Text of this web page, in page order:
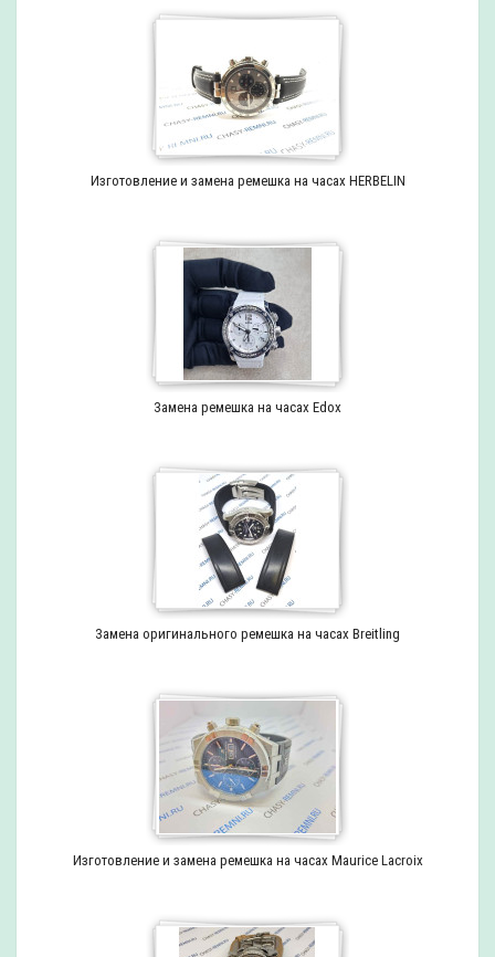
Изготовление и замена ремешка на часах HERBELIN
Замена ремешка на часах Edox
Замена оригинального ремешка на часах Breitling
Изготовление и замена ремешка на часах Maurice Lacroix